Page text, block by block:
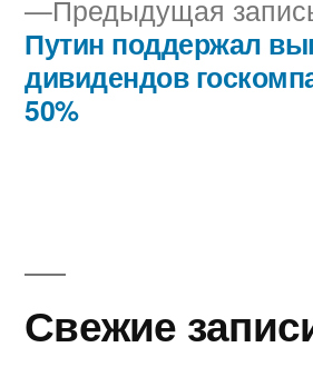
Предыдущая
Путин поддержал
дивидендов
50%
Свежие